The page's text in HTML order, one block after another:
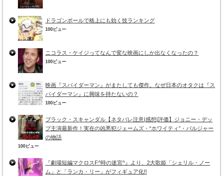
ドラゴンボールで格上にも効く技ランキング
100ビュー
ニコラス・ケイジってなんで変な映画にしか出なくなったの？
100ビュー
映画『スパイダーマン』がまたしても傑作。なぜ日本のオタクは『ス
パイダーマン』に興味を持たないの？
100ビュー
ブラック・スキャンダル【ネタバレ注意|感想|評価】ジョニー・デッ
プ主演最新作！実在の凶悪犯ジェームズ・“ホワイティ”・バルジャー
の物語
100ビュー
『劇場短編マクロスF^時の迷宮^』より、2大歌姫「シェリル・ノー
ム」と「ランカ・リー」がフィギュア化!!